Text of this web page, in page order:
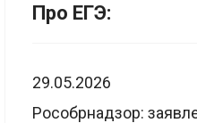
Про ЕГЭ:
29.05.2026
Рособрнадзор: